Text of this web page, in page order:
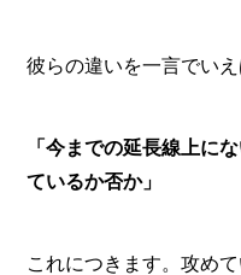
彼らの違いを一言でい
「今までの延長線上に
ているか否か」
これにつきます。攻め